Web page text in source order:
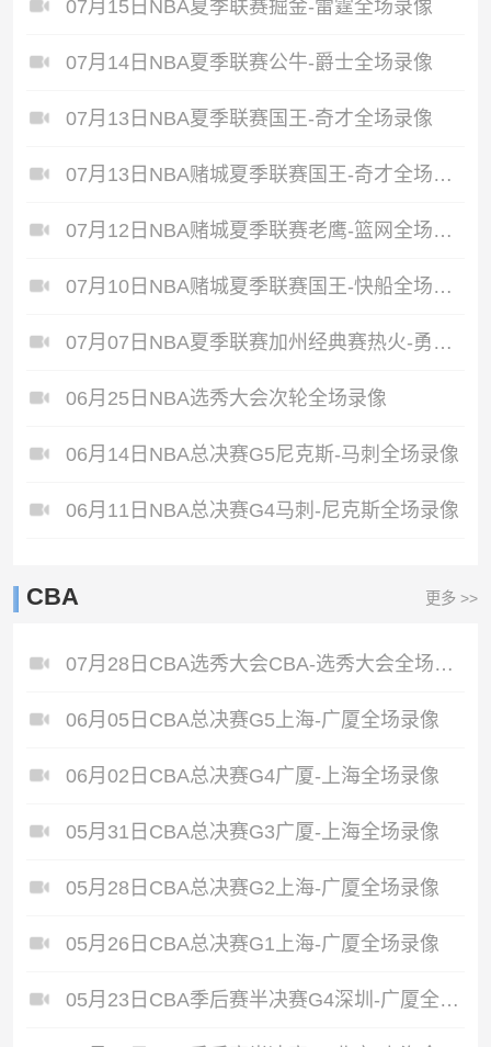
07月15日NBA夏季联赛掘金-雷霆全场录像
07月14日NBA夏季联赛公牛-爵士全场录像
07月13日NBA夏季联赛国王-奇才全场录像
07月13日NBA赌城夏季联赛国王-奇才全场录像
07月12日NBA赌城夏季联赛老鹰-篮网全场录像
07月10日NBA赌城夏季联赛国王-快船全场录像
07月07日NBA夏季联赛加州经典赛热火-勇士全场录像
06月25日NBA选秀大会次轮全场录像
06月14日NBA总决赛G5尼克斯-马刺全场录像
06月11日NBA总决赛G4马刺-尼克斯全场录像
CBA 更多 >>
07月28日CBA选秀大会CBA-选秀大会全场录像
06月05日CBA总决赛G5上海-广厦全场录像
06月02日CBA总决赛G4广厦-上海全场录像
05月31日CBA总决赛G3广厦-上海全场录像
05月28日CBA总决赛G2上海-广厦全场录像
05月26日CBA总决赛G1上海-广厦全场录像
05月23日CBA季后赛半决赛G4深圳-广厦全场录像